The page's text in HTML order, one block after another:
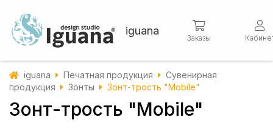
iguana
Заказы
iguana Печатная продукция
Сувенирная
продукция
Зонты Зонт-трость "Mobile"
Зонт-трость "Mobile"